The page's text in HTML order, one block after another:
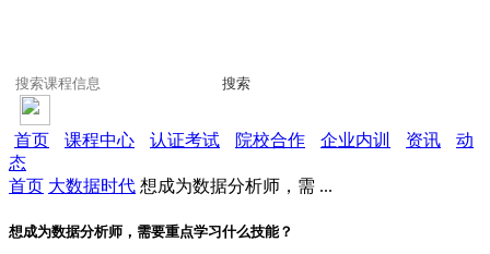
搜索
首页 课程中心 认证考试 院校合作 企业内训 资讯
动
态
首页 大数据时代 想成为数据分析师，需 ...
想成为数据分析师，需要重点学习什么技能？